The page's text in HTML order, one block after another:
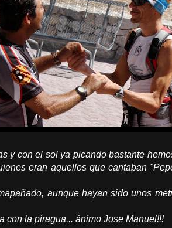
y con el sol ya picando bastante
eran aquellos que cantaban
aunque hayan sido unos
con la piragua... ánimo Jose Manuel!!!